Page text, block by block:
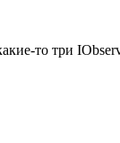
то три